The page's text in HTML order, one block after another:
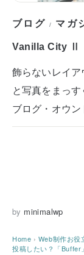
ブログ / マガ
Vanilla City Ⅱ
飾らないレイ
と写真をまっ
ブログ・オウ
by minimalwp
Home › Web制作お役
投稿したい？「Buffer